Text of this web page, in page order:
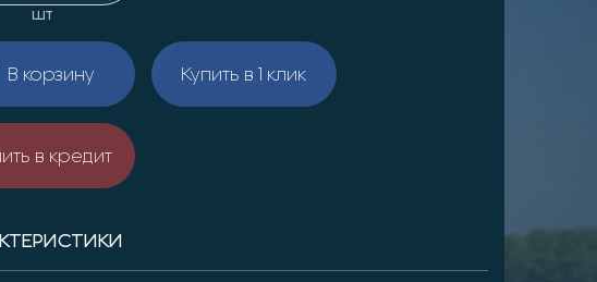
шт
В корзину Купить в 1 клик
в кредит